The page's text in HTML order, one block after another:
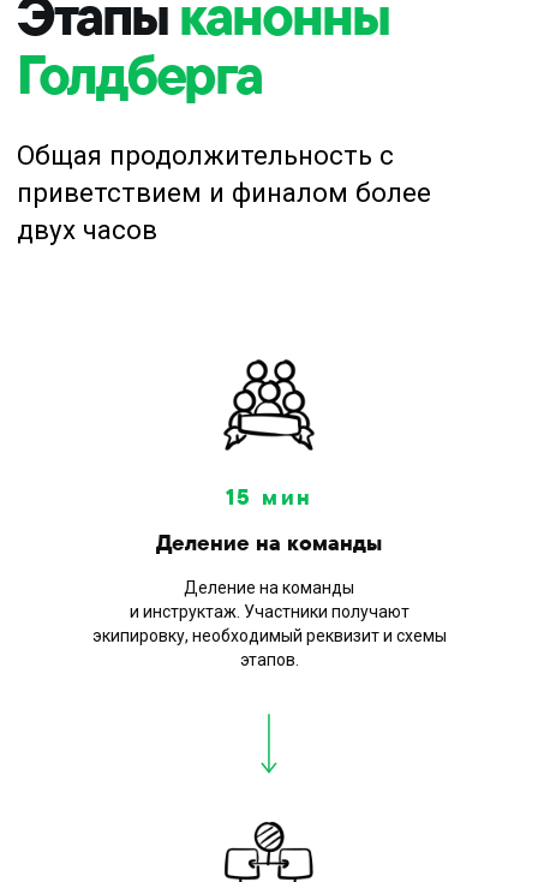
15 мин
Деление на команды
Деление на команды
и инструктаж. Участники получают
экипировку, необходимый реквизит и схемы
этапов.
этапов
Команды строят свои этапы по